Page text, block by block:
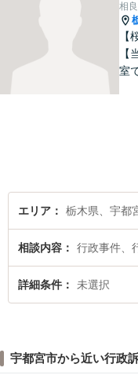
相
【
【
室
エリア 栃木県、宇都
相談内容 行政事件、
詳細条件 未選択
宇都宮市から近い行政